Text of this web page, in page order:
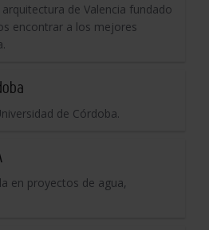
de Valencia fundado
encontrar a los mejores
de Córdoba.
en proyectos de agua,